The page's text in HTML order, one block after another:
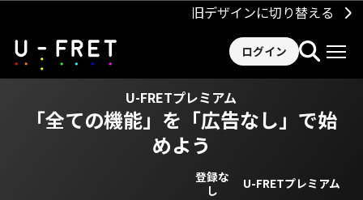
旧デザインに切り替える
ログイン
U-FRETプレミアム
「全ての機能」を 「広告なし」で始
めよう
登録な
し
U-FRETプレミアム